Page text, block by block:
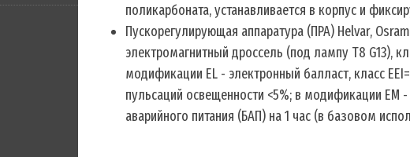
поликарбоната, устанавливается в корпус и
Пускорегулирующая аппаратура (ПРА) Helvar,
электромагнитный дроссель (под лампу T8 G13),
модификации EL - электронный балласт, класс
пульсаций освещенности <5%; в модификации EM
аварийного питания (БАП) на 1 час (в базовом